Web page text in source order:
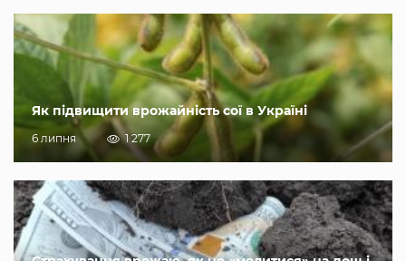
Як підвищити врожайність сої в Україні
6 липня 1 277